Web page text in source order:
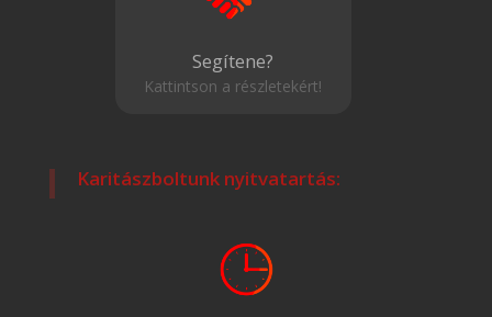
Segítene?
Kattintson a részletekért!
Karitászboltunk nyitvatartás: